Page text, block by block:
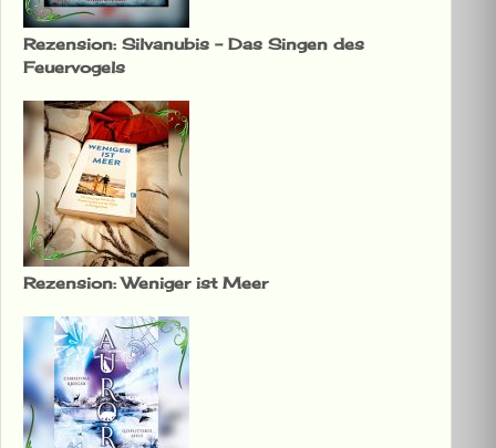
Rezension: Silvanubis – Das Singen des
Feuervogels
Rezension: Weniger ist Meer